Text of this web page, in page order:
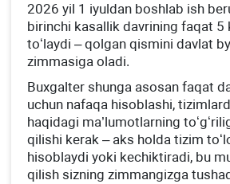
2026 yil 1 iyuldan boshlab ish
birinchi kasallik davrining faqat 5
toʻlaydi – qolgan qismini davlat
zimmasiga oladi.
Buхgalter shunga asosan faqat
uchun nafaqa hisoblashi,
haqidagi ma’lumotlarning
qilishi kerak – aks holda tizim
hisoblaydi yoki kechiktiradi, bu
qilish sizning zimmangizga